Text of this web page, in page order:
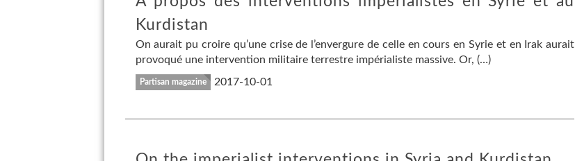
Kurdistan
On aurait pu croire qu’une crise de l’envergure de celle en cours en Syrie et en Irak aurait
provoqué une intervention militaire terrestre impérialiste massive. Or, (…)
Partisan magazine 2017-10-01